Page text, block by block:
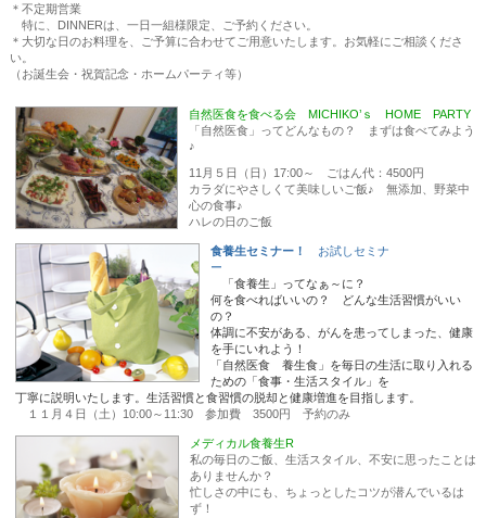
＊不定期営業
特に、DINNERは、一日一組様限定、ご予約ください。
＊大切な日のお料理を、ご予算に合わせてご用意いたします。お気軽にご相談くださ
い。
（お誕生会・祝賀記念・ホームパーティ等）
自然医食を食べる会 MICHIKO’ｓ HOME PARTY
「自然医食」ってどんなもの？ まずは食べてみよう
♪
11月５日（日）17:00～ ごはん代：4500円
カラダにやさしくて美味しいご飯♪ 無添加、野菜中
心の食事♪
ハレの日のご飯
食養生セミナー！
お試しセミナ
ー
「食養生」ってなぁ～に？
何を食べればいいの？ どんな生活習慣がいい
の？
体調に不安がある、がんを患ってしまった、健康
を手にいれよう！
「自然医食 養生食」を毎日の生活に取り入れる
ための「食事・生活スタイル」を
丁寧に説明いたします。生活習慣と食習慣の脱却と健康増進を目指します。
１１月４日（土）10:00～11:30参加費 3500円 予約のみ
メディカル食養生R
私の毎日のご飯、生活スタイル、不安に思ったことは
ありませんか？
忙しさの中にも、ちょっとしたコツが潜んでいるは
ず！